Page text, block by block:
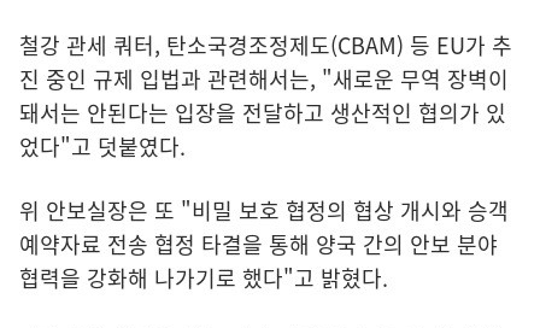
철강 관세 쿼터, 탄소국경조정제도(CBAM) 등 EU가 추
진 중인 규제 입법과 관련해서는, "새로운 무역 장벽이
돼서는 안된다는 입장을 전달하고 생산적인 협의가 있
었다"고 덧붙였다.
위 안보실장은 또 "비밀 보호 협정의 협상 개시와 승객
예약자료 전송 협정 타결을 통해 양국 간의 안보 분야
협력을 강화해 나가기로 했다"고 밝혔다.